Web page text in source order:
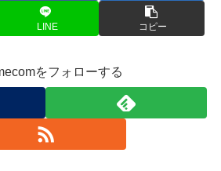
LINE コピー
をフォローする